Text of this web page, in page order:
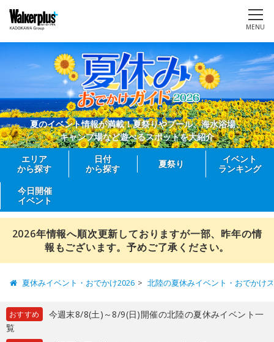
MENU
夏のイベント情報が満載！夏祭りやプール、海水浴場、
キャンプ場など遊べるスポットを大紹介
エリア
から探す
日付
から探す
夏祭り
イベント
ランキング
今日開催
イベント
2026年情報へ順次更新しておりますが一部、昨年の情
報もございます。予めご了承ください。
夏休みイベント・おでかけ2026 北陸の夏休みイベント・おでかけ
おすすめ
今週末8/8(土)～8/9(日)開催の北陸の夏休みイベント一
覧